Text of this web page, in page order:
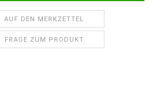
AUF DEN MERKZETTEL
FRAGE ZUM PRODUKT